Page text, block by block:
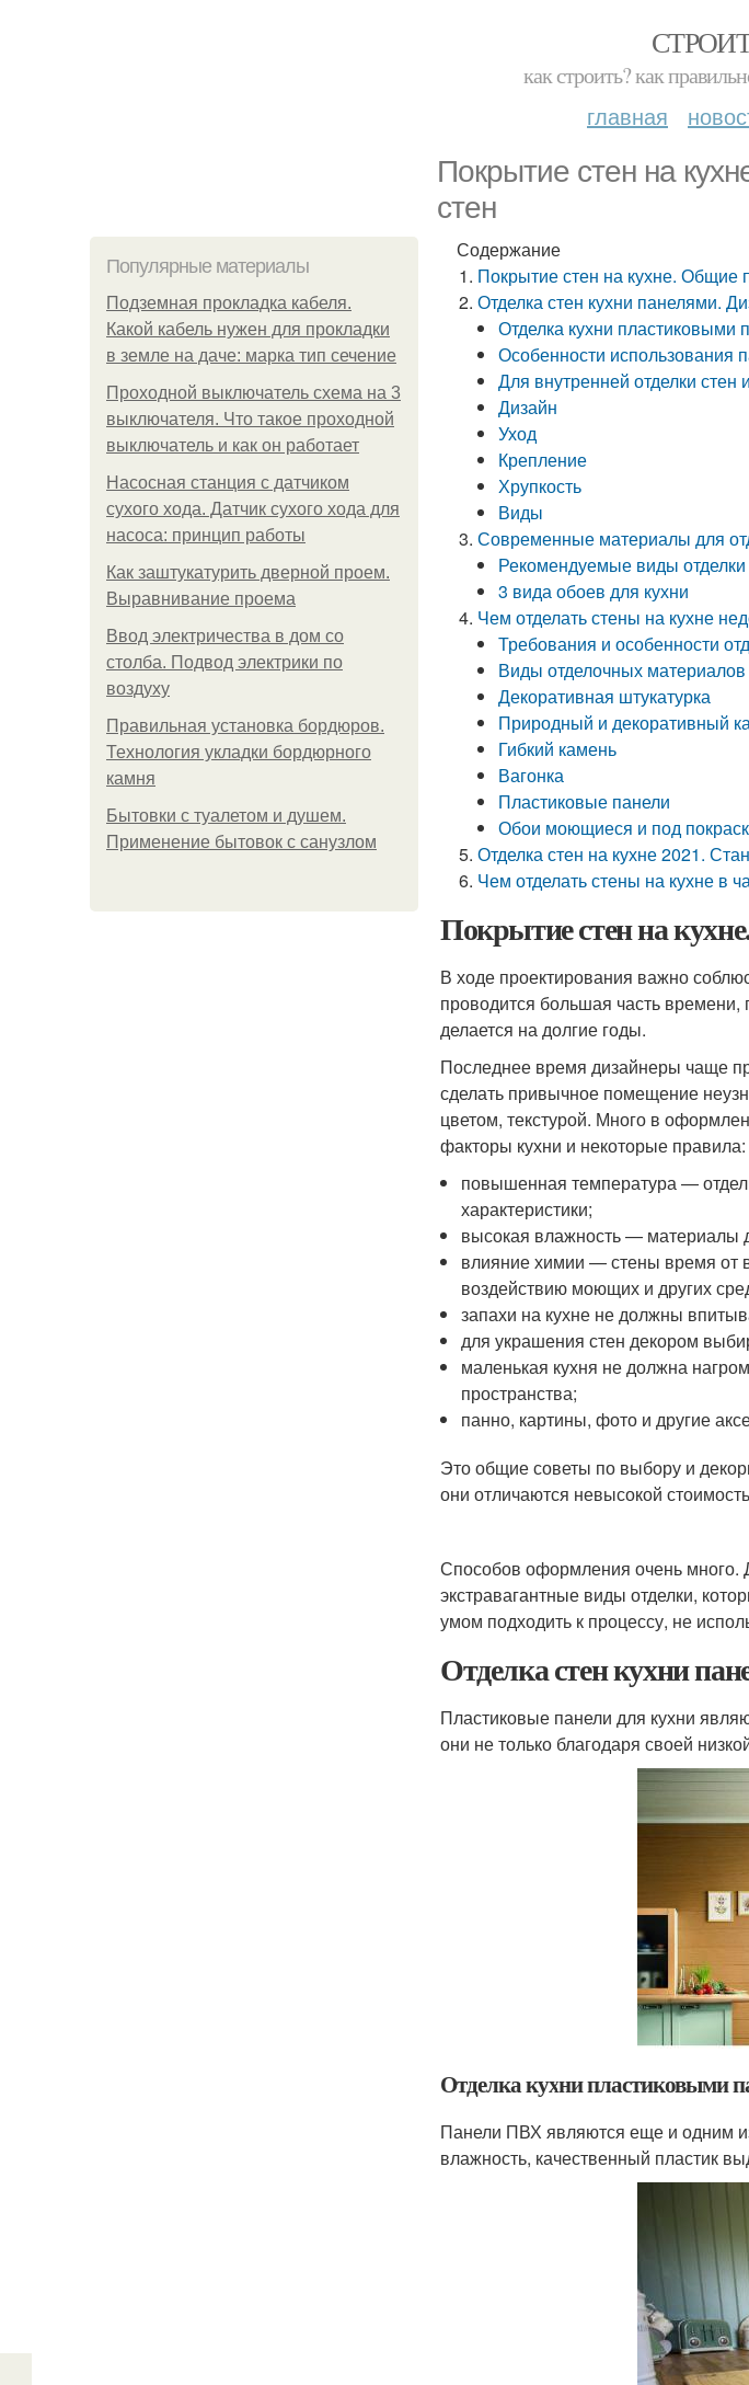
как строить? как
главная
Покрытие стен на
стен
Популярные материалы
Подземная прокладка кабеля.
Какой кабель нужен для прокладки
в земле на даче: марка тип сечение
Проходной выключатель схема на 3
выключателя. Что такое проходной
выключатель и как он работает
Насосная станция с датчиком
сухого хода. Датчик сухого хода для
насоса: принцип работы
Как заштукатурить дверной проем.
Выравнивание проема
Ввод электричества в дом со
столба. Подвод электрики по
воздуху
Правильная установка бордюров.
Технология укладки бордюрного
камня
Бытовки с туалетом и душем.
Применение бытовок с санузлом
Содержание
Покрытие стен на кухне.
Отделка стен кухни панелями.
Отделка кухни пластиковыми
Особенности использования
Для внутренней отделки стен
Дизайн
Уход
Крепление
Хрупкость
Виды
Современные материалы для
Рекомендуемые виды отделки
3 вида обоев для кухни
Чем отделать стены на кухне
Требования и особенности
Виды отделочных материалов
Декоративная штукатурка
Природный и декоративный
Гибкий камень
Вагонка
Пластиковые панели
Обои моющиеся и под
Отделка стен на кухне 2021.
Чем отделать стены на кухне в
Покрытие стен на
В ходе проектирования важно
проводится большая часть
делается на долгие годы.
Последнее время дизайнеры чаще
сделать привычное помещение
цветом, текстурой. Много в
факторы кухни и некоторые правила:
повышенная температура —
характеристики;
высокая влажность — материалы
влияние химии — стены время от
воздействию моющих и других
запахи на кухне не должны
для украшения стен декором
маленькая кухня не должна
пространства;
панно, картины, фото и другие
Это общие советы по выбору и
они отличаются невысокой
Способов оформления очень много.
экстравагантные виды отделки,
умом подходить к процессу, не
Отделка стен кухни
Пластиковые панели для кухни
они не только благодаря своей
Отделка кухни пластиковыми
Панели ПВХ являются еще и одним
влажность, качественный пластик